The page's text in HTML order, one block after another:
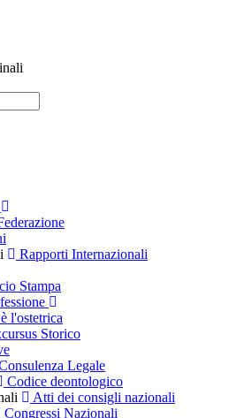
Rapporti Internazionali
Stampa
l'ostetrica
Storico
Legale
Codice deontologico
Atti dei consigli nazionali
Congressi Nazionali